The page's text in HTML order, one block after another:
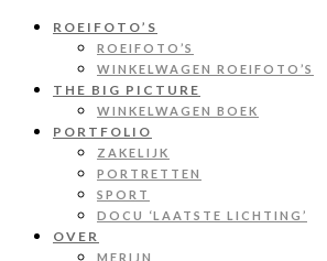
ROEIFOTO’S
ROEIFOTO’S
WINKELWAGEN ROEIFOTO’S
THE BIG PICTURE
WINKELWAGEN BOEK
PORTFOLIO
ZAKELIJK
PORTRETTEN
SPORT
DOCU ‘LAATSTE LICHTING’
OVER
MERIJN